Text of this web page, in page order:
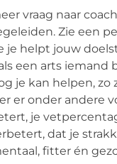
vraag naar
Zie een
je helpt jouw
een arts iemand
je kan helpen, zo
er onder andere
je
dat je
fitter én